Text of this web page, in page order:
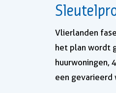
Vlierlanden
het plan wordt
huurwoningen,
een gevarieerd